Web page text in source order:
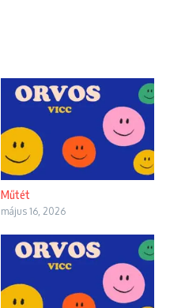
Műtét
május 16, 2026